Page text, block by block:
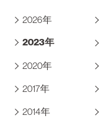
2026年
2023年
2020年
2017年
2014年